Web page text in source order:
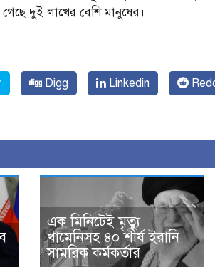
দুই লাখের বেশি মানুষের।
Digg Linkedin
এক মিনিটেই মৃত্যু
খামেনিসহ ৪০ শীর্ষ ইরানি
সামরিক কর্মকর্তার